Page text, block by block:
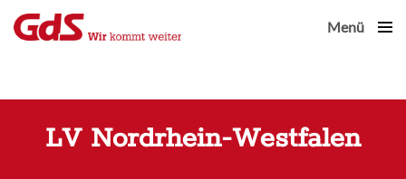
Menü
LV Nordrhein-Westfalen